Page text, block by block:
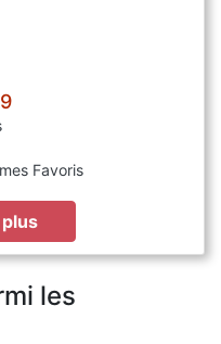
Favoris
les